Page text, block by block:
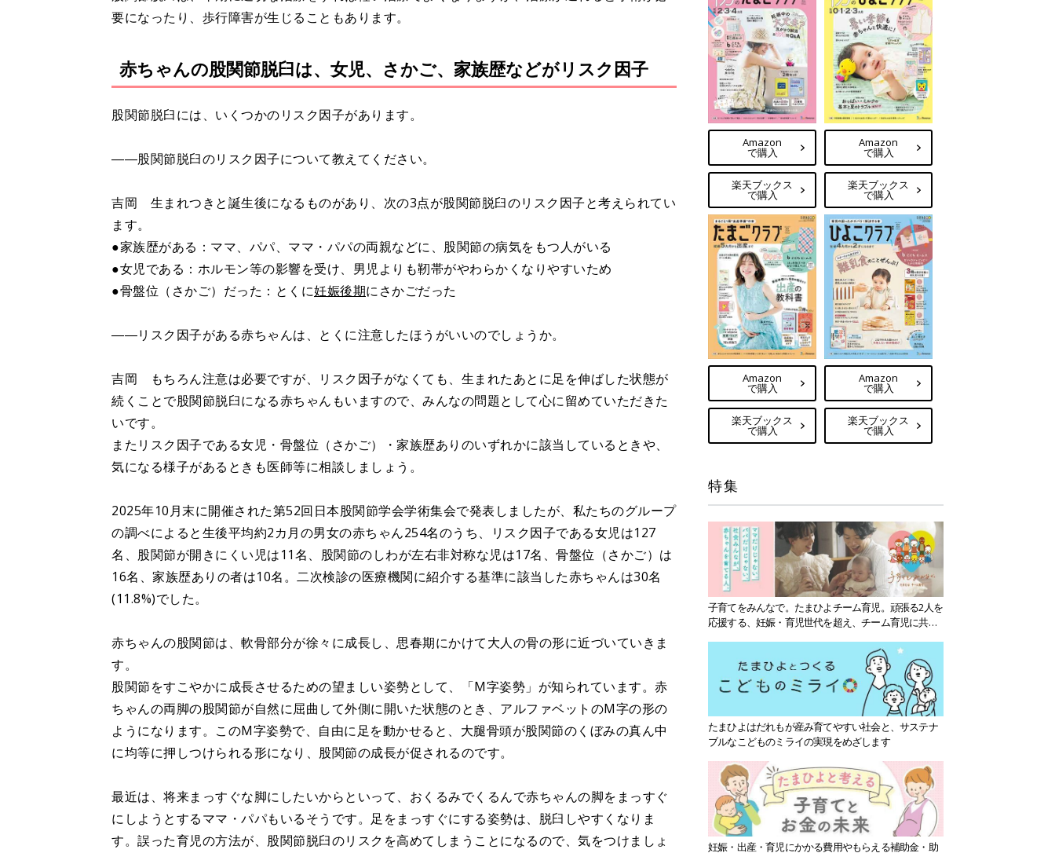
要になったり、歩行障害が生じることもあります。
赤ちゃんの股関節脱臼は、女児、さかご、家族歴などがリスク因子
股関節脱臼には、いくつかのリスク因子があります。
――股関節脱臼のリスク因子について教えてください。
吉岡 生まれつきと誕生後になるものがあり、次の3点が股関節脱臼のリスク因子と考えられてい
ます。
●家族歴がある：ママ、パパ、ママ・パパの両親などに、股関節の病気をもつ人がいる
●女児である：ホルモン等の影響を受け、男児よりも靭帯がやわらかくなりやすいため
●骨盤位（さかご）だった：とくに妊娠後期にさかごだった
――リスク因子がある赤ちゃんは、とくに注意したほうがいいのでしょうか。
吉岡 もちろん注意は必要ですが、リスク因子がなくても、生まれたあとに足を伸ばした状態が
続くことで股関節脱臼になる赤ちゃんもいますので、みんなの問題として心に留めていただきた
いです。
またリスク因子である女児・骨盤位（さかご）・家族歴ありのいずれかに該当しているときや、
気になる様子があるときも医師等に相談しましょう。
2025年10月末に開催された第52回日本股関節学会学術集会で発表しましたが、私たちのグループ
の調べによると生後平均約2カ月の男女の赤ちゃん254名のうち、リスク因子である女児は127
名、股関節が開きにくい児は11名、股関節のしわが左右非対称な児は17名、骨盤位（さかご）は
16名、家族歴ありの者は10名。二次検診の医療機関に紹介する基準に該当した赤ちゃんは30名
(11.8%)でした。
赤ちゃんの股関節は、軟骨部分が徐々に成長し、思春期にかけて大人の骨の形に近づいていきま
す。
股関節をすこやかに成長させるための望ましい姿勢として、「M字姿勢」が知られています。赤
ちゃんの両脚の股関節が自然に屈曲して外側に開いた状態のとき、アルファベットのM字の形の
ようになります。このM字姿勢で、自由に足を動かせると、大腿骨頭が股関節のくぼみの真ん中
に均等に押しつけられる形になり、股関節の成長が促されるのです。
最近は、将来まっすぐな脚にしたいからといって、おくるみでくるんで赤ちゃんの脚をまっすぐ
にしようとするママ・パパもいるそうです。足をまっすぐにする姿勢は、脱臼しやすくなりま
す。誤った育児の方法が、股関節脱臼のリスクを高めてしまうことになるので、気をつけましょ
Amazon
で購入
楽天ブックス
で購入
Amazon
で購入
楽天ブックス
で購入
Amazon
で購入
楽天ブックス
で購入
Amazon
で購入
楽天ブックス
で購入
特集
子育てをみんなで。たまひよチーム育児。頑張る2人を
応援する、妊娠・育児世代を超え、チーム育児に共感
たまひよはだれもが産み育てやすい社会と、サステナ
ブルなこどものミライの実現をめざします
妊娠・出産・育児にかかる費用やもらえる補助金・助